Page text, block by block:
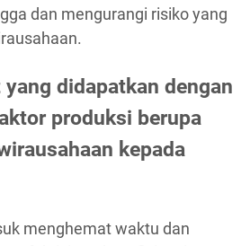
dan mengurangi risiko yang
didapatkan dengan
produksi berupa
kepada
menghemat waktu dan